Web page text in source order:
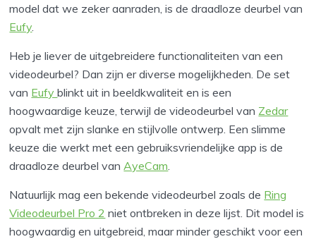
model dat we zeker aanraden, is de draadloze deurbel van
Eufy
Heb je liever de uitgebreidere functionaliteiten van een
videodeurbel? Dan zijn er diverse mogelijkheden. De set
van Eufyblinkt uit in beeldkwaliteit en is een
hoogwaardige keuze, terwijl de videodeurbel van Zedar
opvalt met zijn slanke en stijlvolle ontwerp. Een slimme
keuze die werkt met een gebruiksvriendelijke app is de
draadloze deurbel van AyeCam
Natuurlijk mag een bekende videodeurbel zoals de Ring
Videodeurbel Pro 2 niet ontbreken in deze lijst. Dit model is
hoogwaardig en uitgebreid, maar minder geschikt voor een